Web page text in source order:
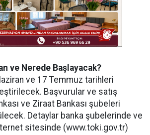
ve Nerede Başlayacak?
ve 17 Temmuz tarihleri
Başvurular ve satış
ve Ziraat Bankası şubeleri
Detaylar banka şubelerinde ve
sitesinde (www.toki.gov.tr)